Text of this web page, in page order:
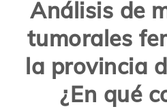
Análisis de
tumorales
la provincia
¿En qué